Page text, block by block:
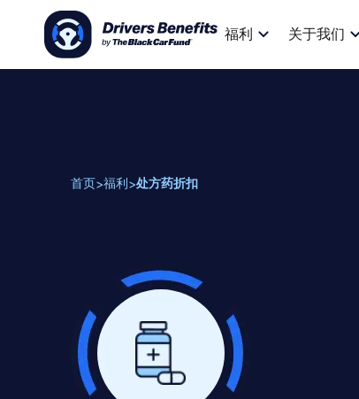
福利 关于我们
首页>福利>处方药折扣